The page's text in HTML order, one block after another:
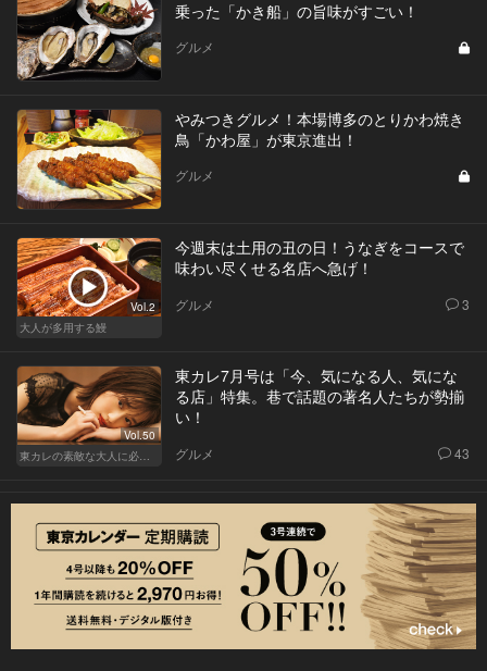
乗った「かき船」の旨味がすごい！
グルメ
やみつきグルメ！本場博多のとりかわ焼き
鳥「かわ屋」が東京進出！
グルメ
Vol.2
大人が多用する鰻
今週末は土用の丑の日！うなぎをコースで
味わい尽くせる名店へ急げ！
グルメ 3
Vol.50
東カレの素敵な大人に必要なこと
東カレ7月号は「今、気になる人、気にな
る店」特集。巷で話題の著名人たちが勢揃
い！
グルメ 43